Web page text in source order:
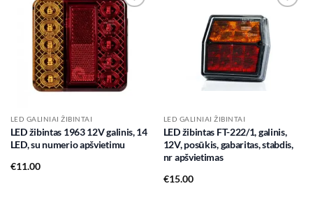
Add to
wishlist
LED GALINIAI ŽIBINTAI
LED žibintas 1963 12V galinis, 14
LED, su numerio apšvietimu
€11.00
wishlist
LED GALINIAI ŽIBINTAI
LED žibintas FT-222/1, galinis,
12V, posūkis, gabaritas, stabdis,
nr apšvietimas
€15.00